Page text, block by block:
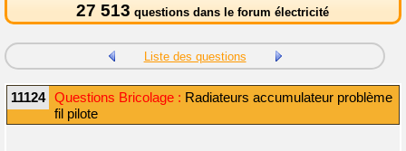
27 513 questions dans le forum électricité
Liste des questions
11124 Questions Bricolage : Radiateurs accumulateur problème
fil pilote